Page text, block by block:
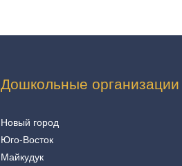
Дошкольные организации
Новый город
Юго-Восток
Майкудук